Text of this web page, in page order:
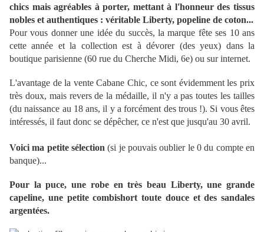
chics mais agréables à porter, mettant à l'honneur des tissus
nobles et authentiques : véritable Liberty, popeline de coton...
Pour vous donner une idée du succès, la marque fête ses 10 ans
cette année et la collection est à dévorer (des yeux) dans la
boutique parisienne (60 rue du Cherche Midi, 6e) ou sur internet.
L'avantage de la vente Cabane Chic, ce sont évidemment les prix
très doux, mais revers de la médaille, il n'y a pas toutes les tailles
(du naissance au 18 ans, il y a forcément des trous !). Si vous êtes
intéressés, il faut donc se dépêcher, ce n'est que jusqu'au 30 avril.
Voici ma petite sélection (si je pouvais oublier le 0 du compte en
banque)...
Pour la puce, une robe en très beau Liberty, une grande
capeline, une petite combishort toute douce et des sandales
argentées.